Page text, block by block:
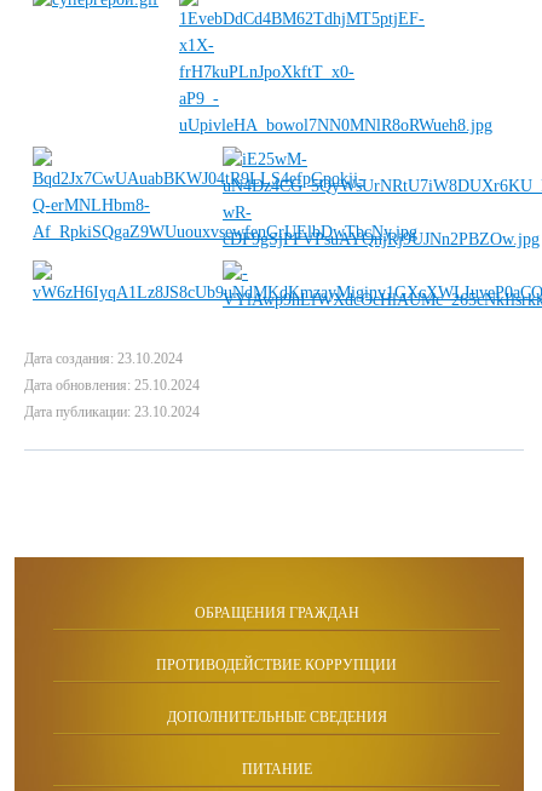
Дата создания: 23.10.2024
Дата обновления: 25.10.2024
Дата публикации: 23.10.2024
ОБРАЩЕНИЯ ГРАЖДАН
ПРОТИВОДЕЙСТВИЕ КОРРУПЦИИ
ДОПОЛНИТЕЛЬНЫЕ СВЕДЕНИЯ
ПИТАНИЕ